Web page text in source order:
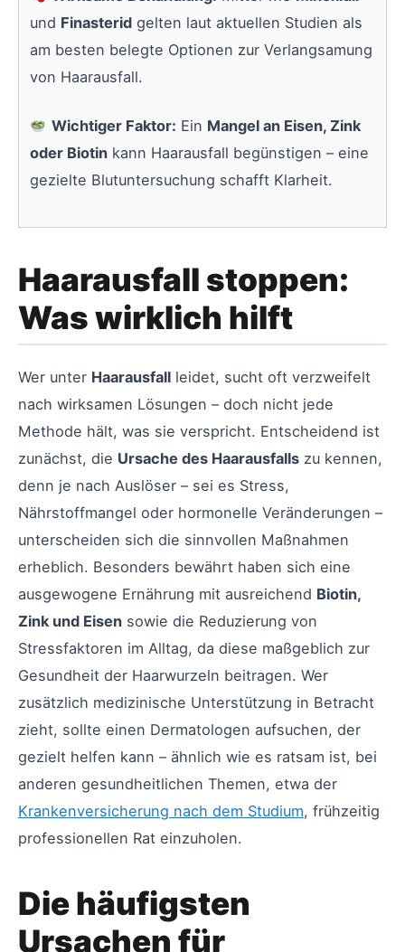
und Finasterid gelten laut aktuellen Studien als
am besten belegte Optionen zur Verlangsamung
von Haarausfall.
Wichtiger Faktor: Ein Mangel an Eisen, Zink
oder Biotin kann Haarausfall begünstigen – eine
gezielte Blutuntersuchung schafft Klarheit.
Haarausfall stoppen:
Was wirklich hilft
Wer unter Haarausfall leidet, sucht oft verzweifelt
nach wirksamen Lösungen – doch nicht jede
Methode hält, was sie verspricht. Entscheidend ist
zunächst, die Ursache des Haarausfalls zu kennen,
denn je nach Auslöser – sei es Stress,
Nährstoffmangel oder hormonelle Veränderungen –
unterscheiden sich die sinnvollen Maßnahmen
erheblich. Besonders bewährt haben sich eine
ausgewogene Ernährung mit ausreichend Biotin,
Zink und Eisen sowie die Reduzierung von
Stressfaktoren im Alltag, da diese maßgeblich zur
Gesundheit der Haarwurzeln beitragen. Wer
zusätzlich medizinische Unterstützung in Betracht
zieht, sollte einen Dermatologen aufsuchen, der
gezielt helfen kann – ähnlich wie es ratsam ist, bei
anderen gesundheitlichen Themen, etwa der
Krankenversicherung nach dem Studium, frühzeitig
professionellen Rat einzuholen.
Die häufigsten
Ursachen für